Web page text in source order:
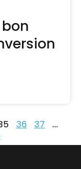
bon
36 37
…